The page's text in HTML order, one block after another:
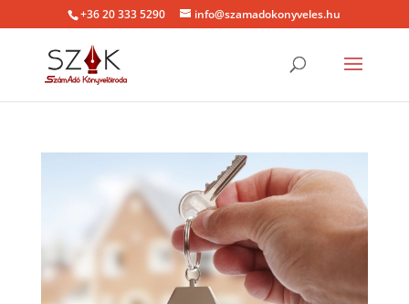
+36 20 333 5290 info@szamadokonyveles.hu